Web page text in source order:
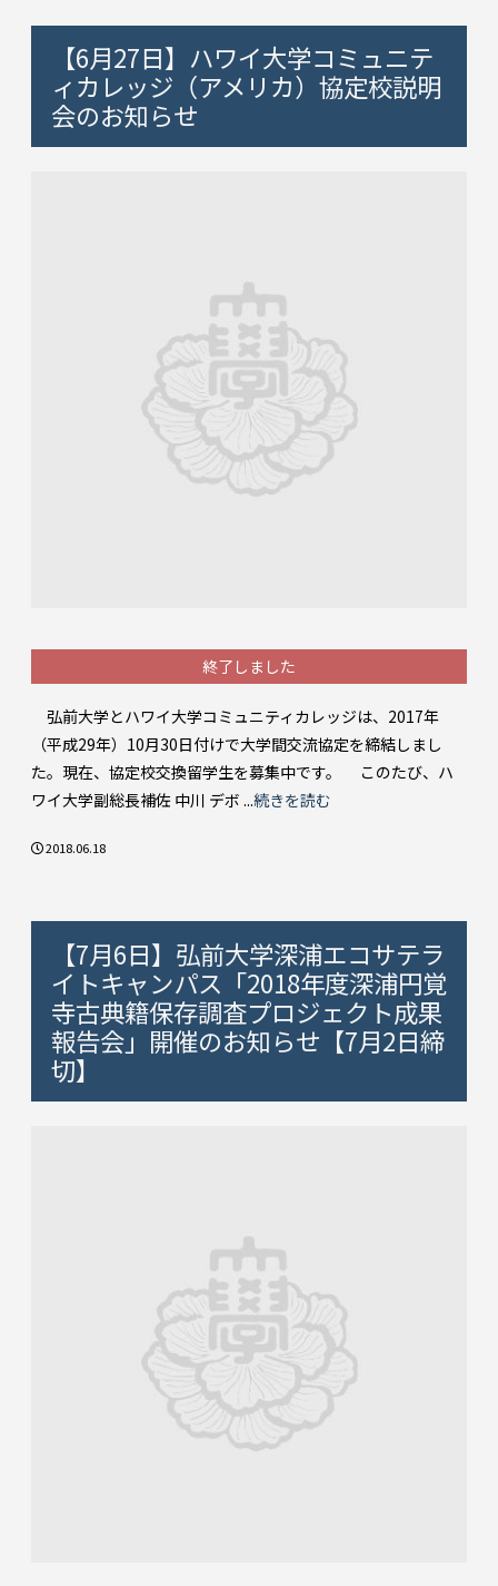
【6月27日】ハワイ大学コミュニテ
ィカレッジ（アメリカ）協定校説明
会のお知らせ
終了しました
弘前大学とハワイ大学コミュニティカレッジは、2017年
（平成29年）10月30日付けで大学間交流協定を締結しまし
た。現在、協定校交換留学生を募集中です。 このたび、ハ
ワイ大学副総長補佐 中川 デボ ...続きを読む
2018.06.18
【7月6日】弘前大学深浦エコサテラ
イトキャンパス「2018年度深浦円覚
寺古典籍保存調査プロジェクト成果
報告会」開催のお知らせ【7月2日締
切】